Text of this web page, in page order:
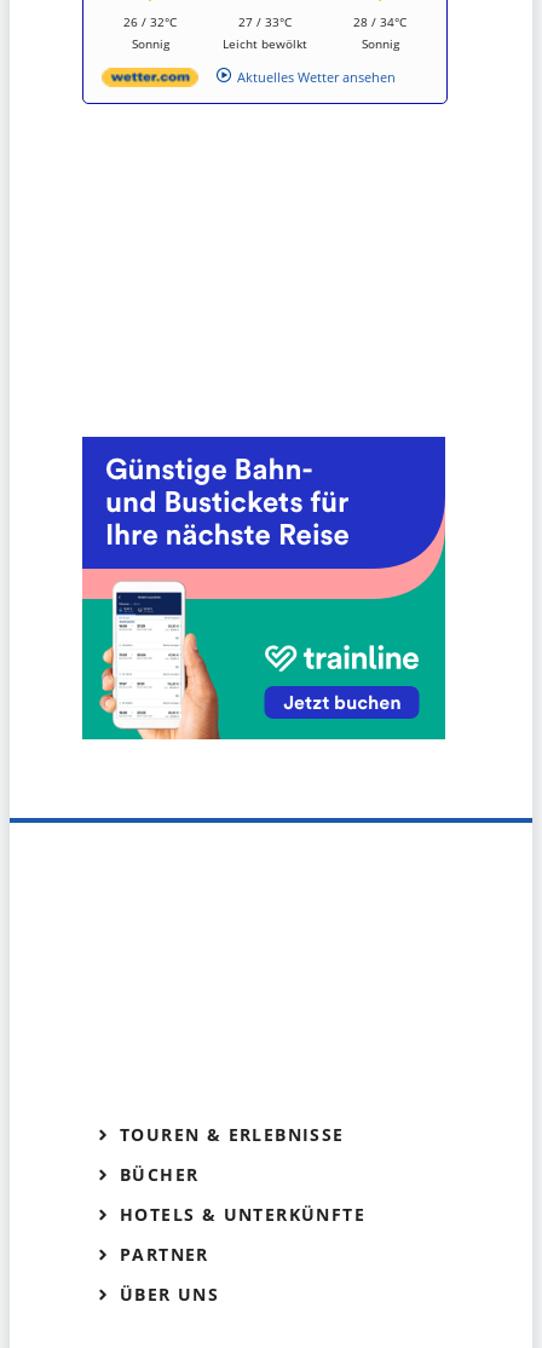
26 / 32°C
Sonnig
27 / 33°C
Leicht bewölkt
28 / 34°C
Sonnig
Aktuelles Wetter ansehen
TOUREN & ERLEBNISSE
BÜCHER
HOTELS & UNTERKÜNFTE
PARTNER
ÜBER UNS